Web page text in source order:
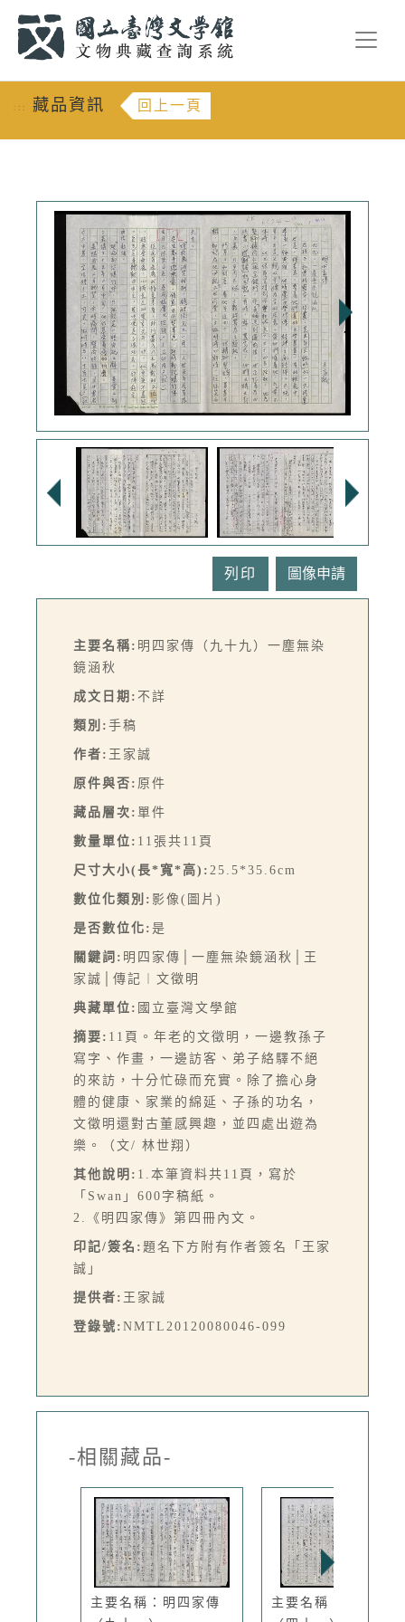
::: 藏品資訊 回上一頁
列印
主要名稱: 明四家傳（九十九）一塵無染
鏡涵秋
成文日期: 不詳
類別: 手稿
作者: 王家誠
原件與否: 原件
藏品層次: 單件
數量單位: 11張共11頁
尺寸大小(長*寬*高): 25.5*35.6cm
數位化類別: 影像(圖片)
是否數位化: 是
關鍵詞: 明四家傳│一塵無染鏡涵秋│王
家誠│傳記︱文徵明
典藏單位: 國立臺灣文學館
摘要: 11頁。年老的文徵明，一邊教孫子
寫字、作畫，一邊訪客、弟子絡驛不絕
的來訪，十分忙碌而充實。除了擔心身
體的健康、家業的綿延、子孫的功名，
文徵明還對古董感興趣，並四處出遊為
樂。（文/ 林世翔）
其他說明: 1.本筆資料共11頁，寫於
「Swan」600字稿紙。
2.《明四家傳》第四冊內文。
印記/簽名: 題名下方附有作者簽名「王家
誠」
提供者: 王家誠
登錄號: NMTL20120080046-099
-相關藏品-
主要名稱：明四家傳
主要名稱：明四家傳